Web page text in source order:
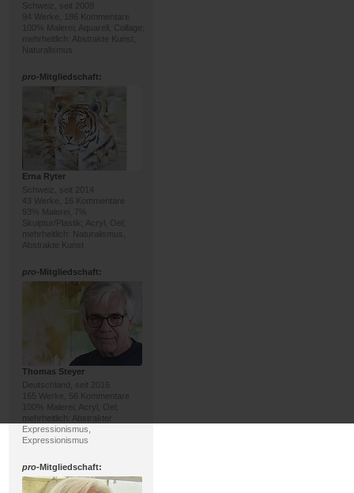
Schweiz, seit 2009
94 Werke, 186 Kommentare
100% Malerei; Aquarell, Collage;
mehrheitlich: Abstrakte Kunst,
Naturalismus
pro-Mitgliedschaft:
Erna Ryter
Schweiz, seit 2014
43 Werke, 16 Kommentare
93% Malerei, 7%
Skulptur/Plastik; Acryl, Oel;
mehrheitlich: Naturalismus,
Abstrakte Kunst
pro-Mitgliedschaft:
Thomas Steyer
Deutschland, seit 2016
165 Werke, 56 Kommentare
100% Malerei; Acryl, Oel;
mehrheitlich: Abstrakter
Expressionismus,
Expressionismus
pro-Mitgliedschaft: